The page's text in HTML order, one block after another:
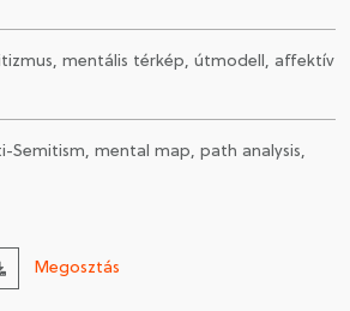
mentális térkép, útmodell, affektív
Semitism, mental map, path analysis,
Megosztás